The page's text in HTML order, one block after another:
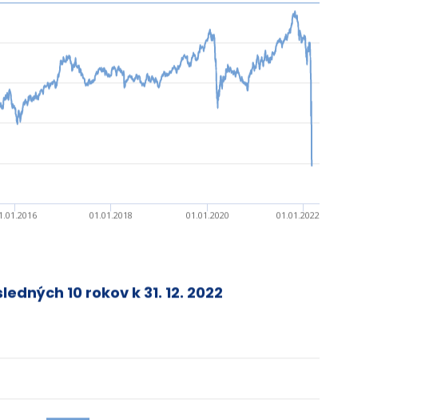
01.01.2018 01.01.2020 01.01.2022
10 rokov k 31. 12. 2022